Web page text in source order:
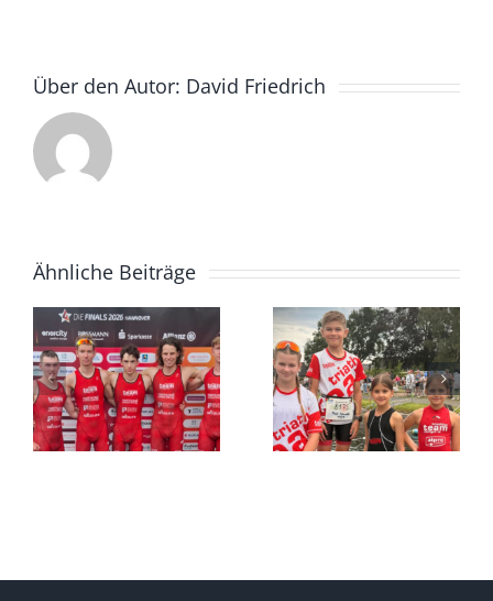
Über den Autor: David Friedrich
Ähnliche Beiträge